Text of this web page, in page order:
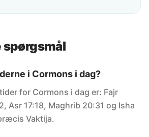
spørgsmål
i Cormons i dag?
for Cormons i dag er: Fajr
Asr 17:18, Maghrib 20:31 og Isha
Vaktija.